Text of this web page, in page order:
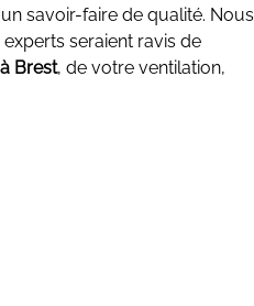
savoir-faire de qualité. Nous
seraient ravis de
Brest, de votre ventilation,